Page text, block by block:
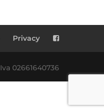
Privacy
02661640736